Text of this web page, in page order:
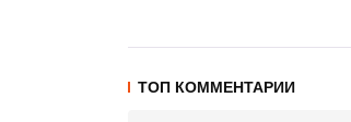
ТОП КОММЕНТАРИИ